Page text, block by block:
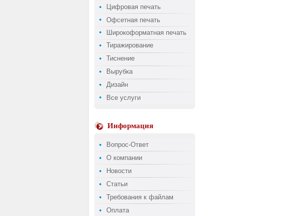
Цифровая печать
Офсетная печать
Широкоформатная печать
Тиражирование
Тиснение
Вырубка
Дизайн
Все услуги
Информация
Вопрос-Ответ
О компании
Новости
Статьи
Требования к файлам
Оплата